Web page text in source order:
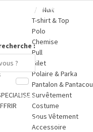
PRODUITS CONSULTÉS
:
Compte
PANIER
Nuit
T-shirt & Top
Polo
Chemise
Pull
Gilet
Polaire & Parka
Pantalon &
Survêtement
Costume
Sous Vêtement
Accessoire